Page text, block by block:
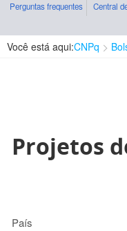
Perguntas frequentes Central
Você está aqui:CNPq
Projetos
País